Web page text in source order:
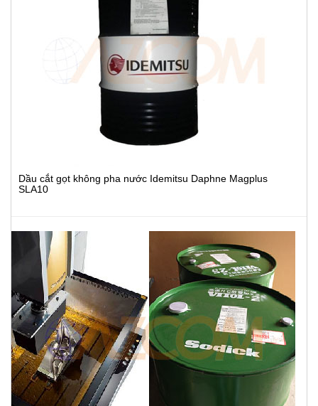
Dầu cắt gọt không pha nước Idemitsu Daphne Magplus
SLA10